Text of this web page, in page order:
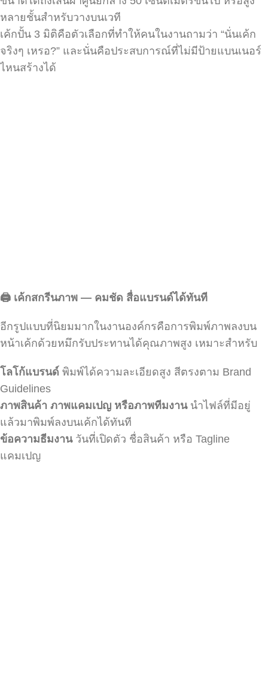
หลายชั้นสำหรับวางบนเวที
เค้กปั้น 3 มิติคือตัวเลือกที่ทำให้คนในงานถามว่า “นั่นเค้ก
จริงๆ เหรอ?” และนั่นคือประสบการณ์ที่ไม่มีป้ายแบนเนอร์
ไหนสร้างได้
🖨️ เค้กสกรีนภาพ — คมชัด สื่อแบรนด์ได้ทันที
อีกรูปแบบที่นิยมมากในงานองค์กรคือการพิมพ์ภาพลงบน
หน้าเค้กด้วยหมึกรับประทานได้คุณภาพสูง เหมาะสำหรับ
โลโก้แบรนด์ พิมพ์ได้ความละเอียดสูง สีตรงตาม Brand
Guidelines
ภาพสินค้า ภาพแคมเปญ หรือภาพทีมงานนำไฟล์ที่มีอยู่
แล้วมาพิมพ์ลงบนเค้กได้ทันที
ข้อความธีมงานวันที่เปิดตัว ชื่อสินค้า หรือ Tagline
แคมเปญ